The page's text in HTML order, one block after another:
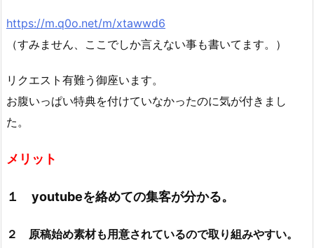
https://m.q0o.net/m/xtawwd6
（すみません、ここでしか言えない事も書いてます。）
リクエスト有難う御座います。
お腹いっぱい特典を付けていなかったのに気が付きまし
た。
メリット
１ youtubeを絡めての集客が分かる。
２ 原稿始め素材も用意されているので取り組みやすい。